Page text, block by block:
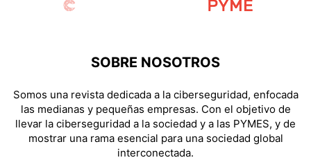
SOBRE NOSOTROS
Somos una revista dedicada a la ciberseguridad, enfocada
las medianas y pequeñas empresas. Con el objetivo de
llevar la ciberseguridad a la sociedad y a las PYMES, y de
mostrar una rama esencial para una sociedad global
interconectada.